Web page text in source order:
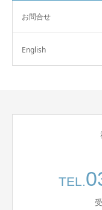
お問合せ
English
TEL.